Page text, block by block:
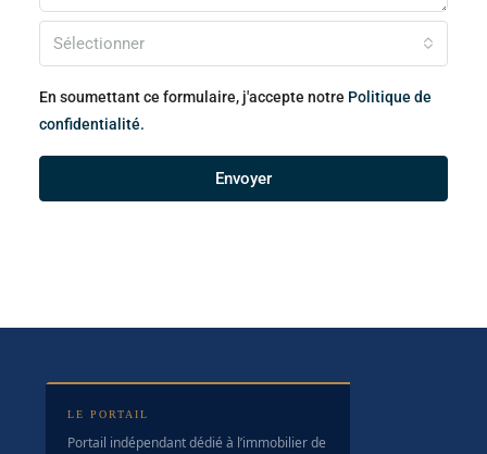
Sélectionner
En soumettant ce formulaire, j'accepte notre Politique de
confidentialité.
Envoyer
LE PORTAIL
Portail indépendant dédié à l’immobilier de